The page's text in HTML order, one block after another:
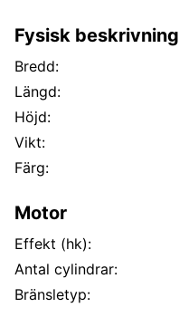
Fysisk beskrivning
Bredd:
Längd:
Höjd:
Vikt:
Färg:
Motor
Effekt (hk):
Antal cylindrar:
Bränsletyp: